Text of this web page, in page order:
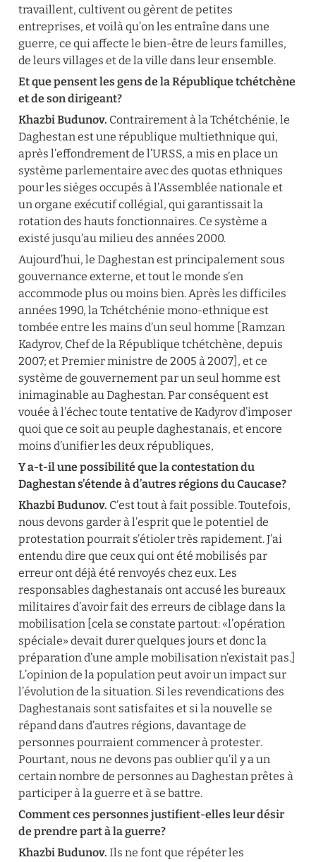
travaillent, cultivent ou gèrent de petites
entreprises, et voilà qu’on les entraîne dans une
guerre, ce qui affecte le bien-être de leurs familles,
de leurs villages et de la ville dans leur ensemble.
Et que pensent les gens de la République tchétchène
et de son dirigeant?
Khazbi Budunov. Contrairement à la Tchétchénie, le
Daghestan est une république multiethnique qui,
après l’effondrement de l’URSS, a mis en place un
système parlementaire avec des quotas ethniques
pour les sièges occupés à l’Assemblée nationale et
un organe exécutif collégial, qui garantissait la
rotation des hauts fonctionnaires. Ce système a
existé jusqu’au milieu des années 2000.
Aujourd’hui, le Daghestan est principalement sous
gouvernance externe, et tout le monde s’en
accommode plus ou moins bien. Après les difficiles
années 1990, la Tchétchénie mono-ethnique est
tombée entre les mains d’un seul homme [Ramzan
Kadyrov, Chef de la République tchétchène, depuis
2007; et Premier ministre de 2005 à 2007], et ce
système de gouvernement par un seul homme est
inimaginable au Daghestan. Par conséquent est
vouée à l’échec toute tentative de Kadyrov d’imposer
quoi que ce soit au peuple daghestanais, et encore
moins d’unifier les deux républiques,
Y a-t-il une possibilité que la contestation du
Daghestan s’étende à d’autres régions du Caucase?
Khazbi Budunov. C’est tout à fait possible. Toutefois,
nous devons garder à l’esprit que le potentiel de
protestation pourrait s’étioler très rapidement. J’ai
entendu dire que ceux qui ont été mobilisés par
erreur ont déjà été renvoyés chez eux. Les
responsables daghestanais ont accusé les bureaux
militaires d’avoir fait des erreurs de ciblage dans la
mobilisation [cela se constate partout: «l’opération
spéciale» devait durer quelques jours et donc la
préparation d’une ample mobilisation n’existait pas.]
L’opinion de la population peut avoir un impact sur
l’évolution de la situation. Si les revendications des
Daghestanais sont satisfaites et si la nouvelle se
répand dans d’autres régions, davantage de
personnes pourraient commencer à protester.
Pourtant, nous ne devons pas oublier qu’il y a un
certain nombre de personnes au Daghestan prêtes à
participer à la guerre et à se battre.
Comment ces personnes justifient-elles leur désir
de prendre part à la guerre?
Khazbi Budunov. Ils ne font que répéter les